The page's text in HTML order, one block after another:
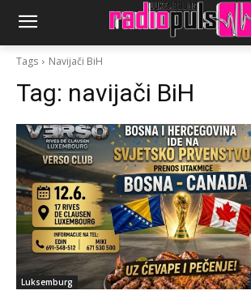
Tags Navijači BiH
Tag: navijači BiH
Luksemburg